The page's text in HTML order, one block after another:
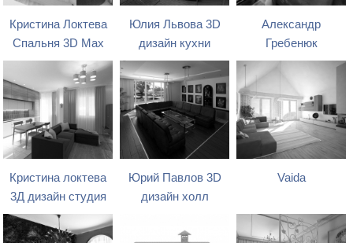
Кристина Локтева
Спальня 3D Max
Юлия Львова 3D
дизайн кухни
Александр
Гребенюк
Кристина локтева
3Д дизайн студия
Юрий Павлов 3D
дизайн холл
Vaida